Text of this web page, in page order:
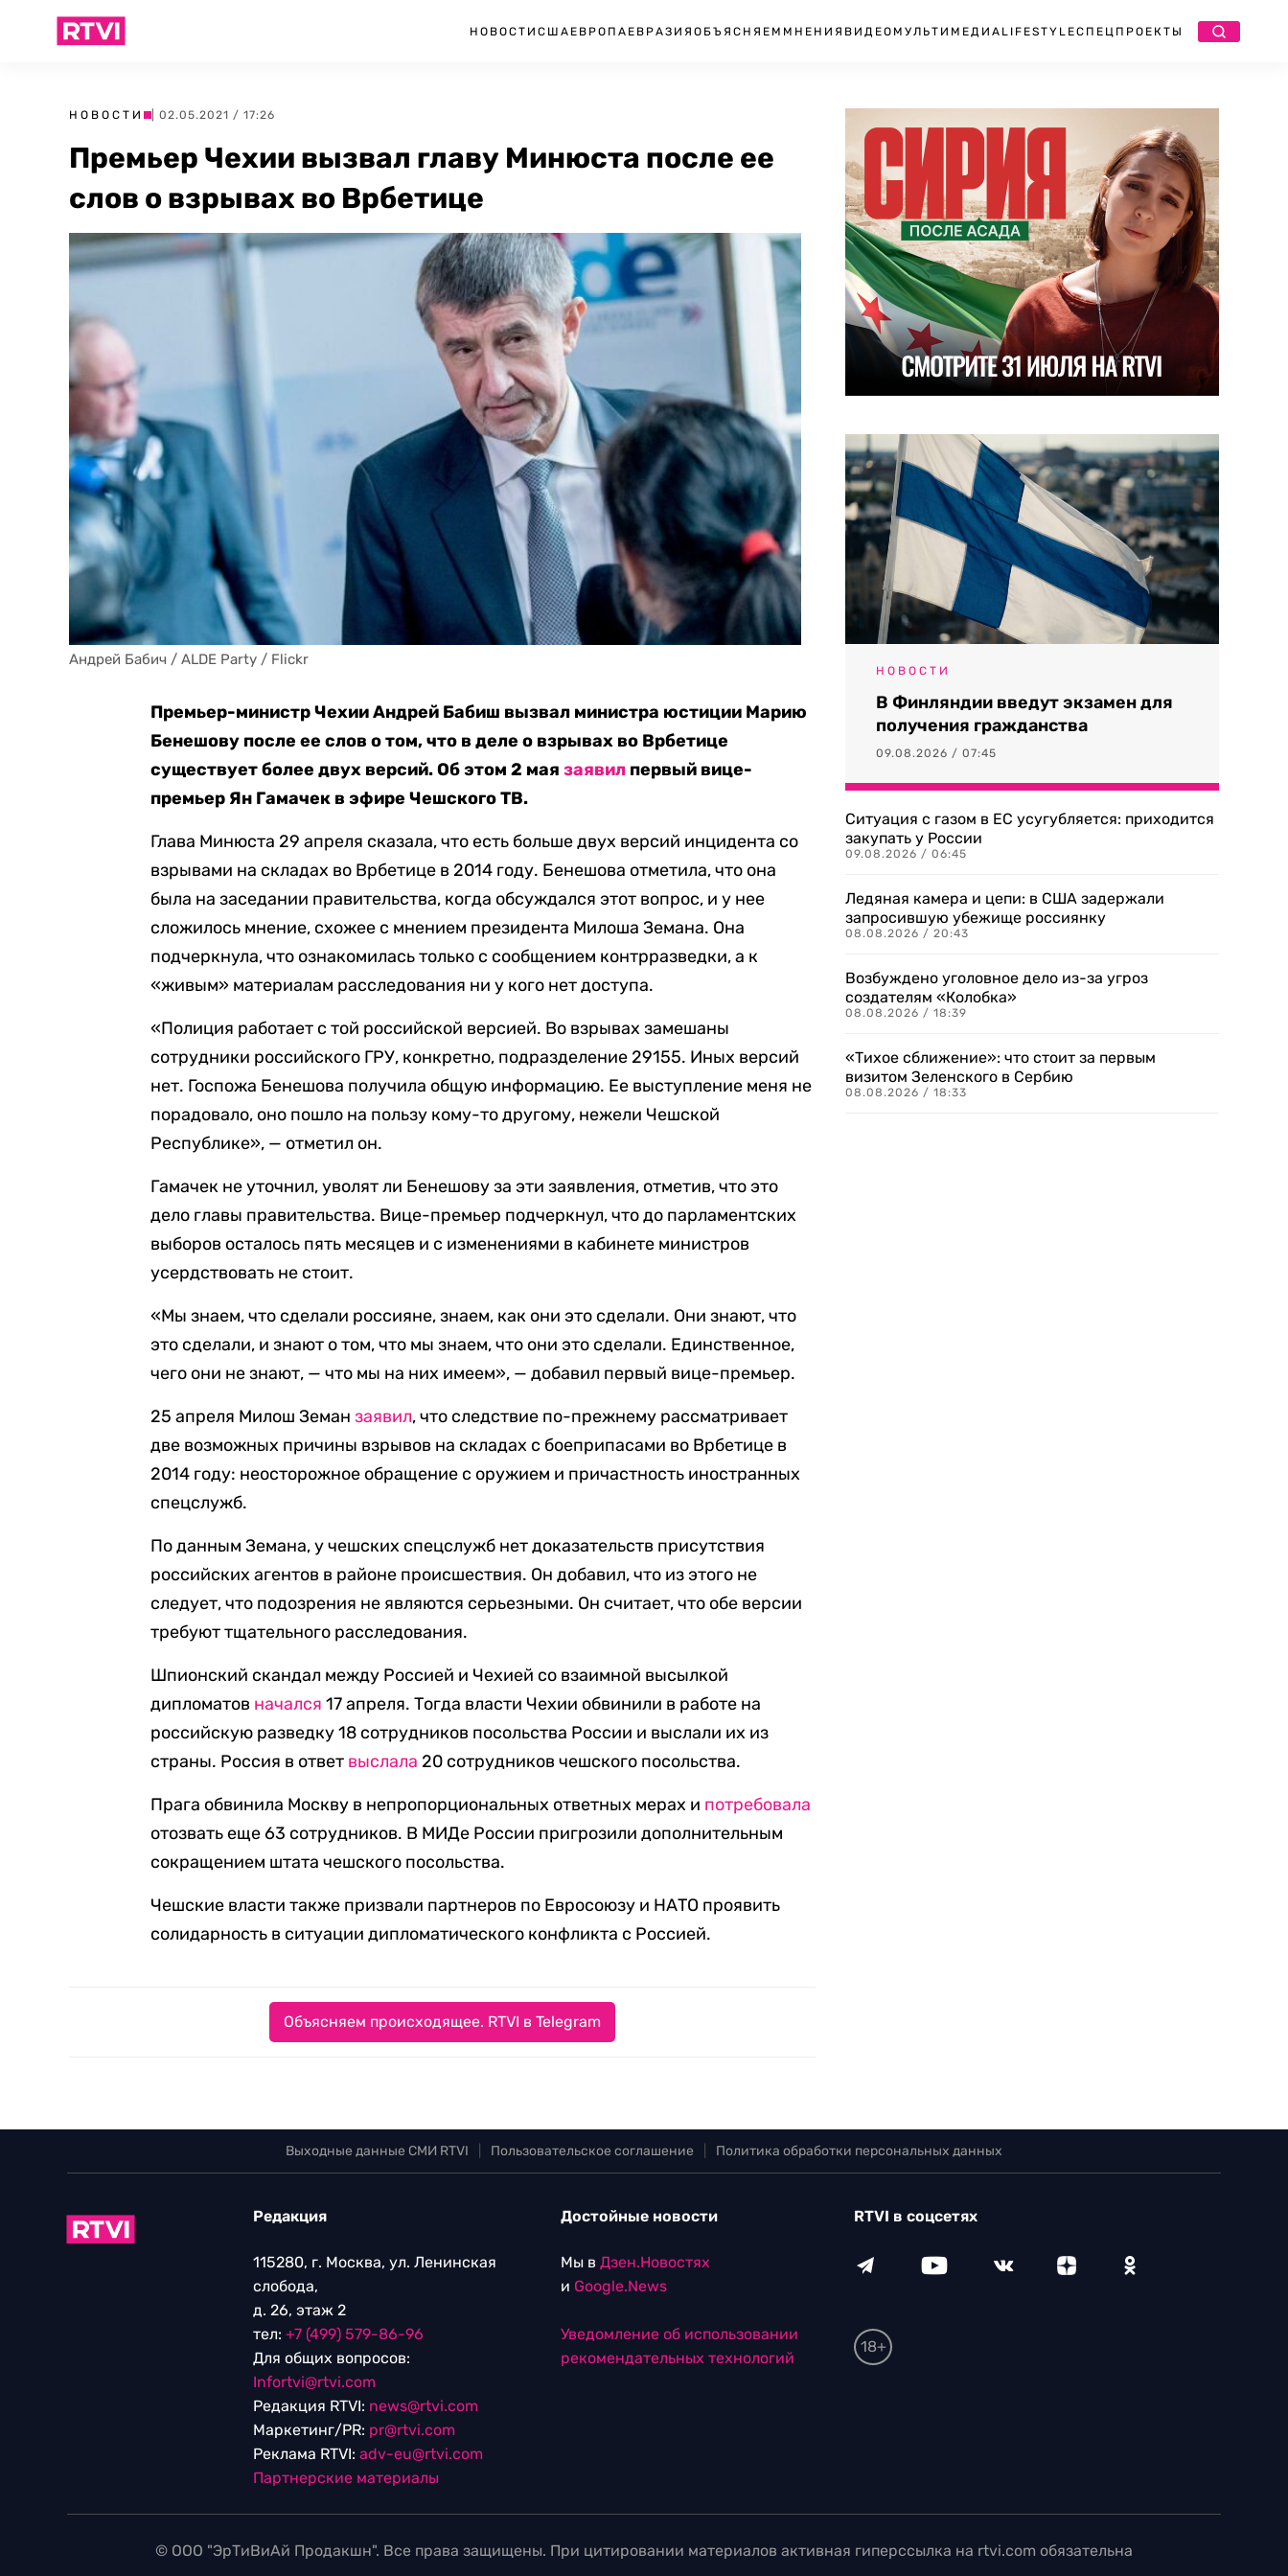
НОВОСТИ США ЕВРОПА ЕВРАЗИЯ ОБЪЯСНЯЕМ МНЕНИЯ ВИДЕО МУЛЬТИМЕДИА LIFESTYLEСПЕЦПРОЕКТЫ
НОВОСТИ | 02.05.2021 / 17:26
Премьер Чехии вызвал главу Минюста после ее
слов о взрывах во Врбетице
Андрей Бабич / ALDE Party / Flickr
Премьер-министр Чехии Андрей Бабиш вызвал министра юстиции Марию
Бенешову после ее слов о том, что в деле о взрывах во Врбетице
существует более двух версий. Об этом 2 маязаявил первый вице-
премьер Ян Гамачек в эфире Чешского ТВ.
Глава Минюста 29 апреля сказала, что есть больше двух версий инцидента со
взрывами на складах во Врбетице в 2014 году. Бенешова отметила, что она
была на заседании правительства, когда обсуждался этот вопрос, и у нее
сложилось мнение, схожее с мнением президента Милоша Земана. Она
подчеркнула, что ознакомилась только с сообщением контрразведки, а к
«живым» материалам расследования ни у кого нет доступа.
«Полиция работает с той российской версией. Во взрывах замешаны
сотрудники российского ГРУ, конкретно, подразделение 29155. Иных версий
нет. Госпожа Бенешова получила общую информацию. Ее выступление меня не
порадовало, оно пошло на пользу кому-то другому, нежели Чешской
Республике», — отметил он.
Гамачек не уточнил, уволят ли Бенешову за эти заявления, отметив, что это
дело главы правительства. Вице-премьер подчеркнул, что до парламентских
выборов осталось пять месяцев и с изменениями в кабинете министров
усердствовать не стоит.
«Мы знаем, что сделали россияне, знаем, как они это сделали. Они знают, что
это сделали, и знают о том, что мы знаем, что они это сделали. Единственное,
чего они не знают, — что мы на них имеем», — добавил первый вице-премьер.
25 апреля Милош Земанзаявил, что следствие по-прежнему рассматривает
две возможных причины взрывов на складах с боеприпасами во Врбетице в
2014 году: неосторожное обращение с оружием и причастность иностранных
спецслужб.
По данным Земана, у чешских спецслужб нет доказательств присутствия
российских агентов в районе происшествия. Он добавил, что из этого не
следует, что подозрения не являются серьезными. Он считает, что обе версии
требуют тщательного расследования.
Шпионский скандал между Россией и Чехией со взаимной высылкой
дипломатов начался 17 апреля. Тогда власти Чехии обвинили в работе на
российскую разведку 18 сотрудников посольства России и выслали их из
страны. Россия в ответ выслала 20 сотрудников чешского посольства.
Прага обвинила Москву в непропорциональных ответных мерах и потребовала
отозвать еще 63 сотрудников. В МИДе России пригрозили дополнительным
сокращением штата чешского посольства.
Чешские власти также призвали партнеров по Евросоюзу и НАТО проявить
солидарность в ситуации дипломатического конфликта с Россией.
Объясняем происходящее. RTVI в Telegram
НОВОСТИ
В Финляндии введут экзамен для
получения гражданства
09.08.2026 / 07:45
Ситуация с газом в ЕС усугубляется: приходится
закупать у России
09.08.2026 / 06:45
Ледяная камера и цепи: в США задержали
запросившую убежище россиянку
08.08.2026 / 20:43
Возбуждено уголовное дело из-за угроз
создателям «Колобка»
08.08.2026 / 18:39
«Тихое сближение»: что стоит за первым
визитом Зеленского в Сербию
08.08.2026 / 18:33
Выходные данные СМИ RTVI Пользовательское соглашение Политика обработки персональных данных
Редакция
115280, г. Москва, ул. Ленинская
слобода,
д. 26, этаж 2
тел: +7 (499) 579-86-96
Для общих вопросов:
Infortvi@rtvi.com
Редакция RTVI: news@rtvi.com
Маркетинг/PR: pr@rtvi.com
Реклама RTVI: adv-eu@rtvi.com
Партнерские материалы
Достойные новости
Мы в Дзен.Новостях
и Google.News
Уведомление об использовании
рекомендательных технологий
RTVI в соцсетях
18+
© ООО "ЭрТиВиАй Продакшн". Все права защищены. При цитировании материалов активная гиперссылка на rtvi.com обязательна